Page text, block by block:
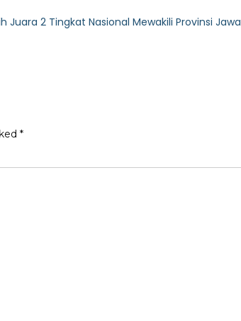
Juara 2 Tingkat Nasional Mewakili Provinsi Jawa
*